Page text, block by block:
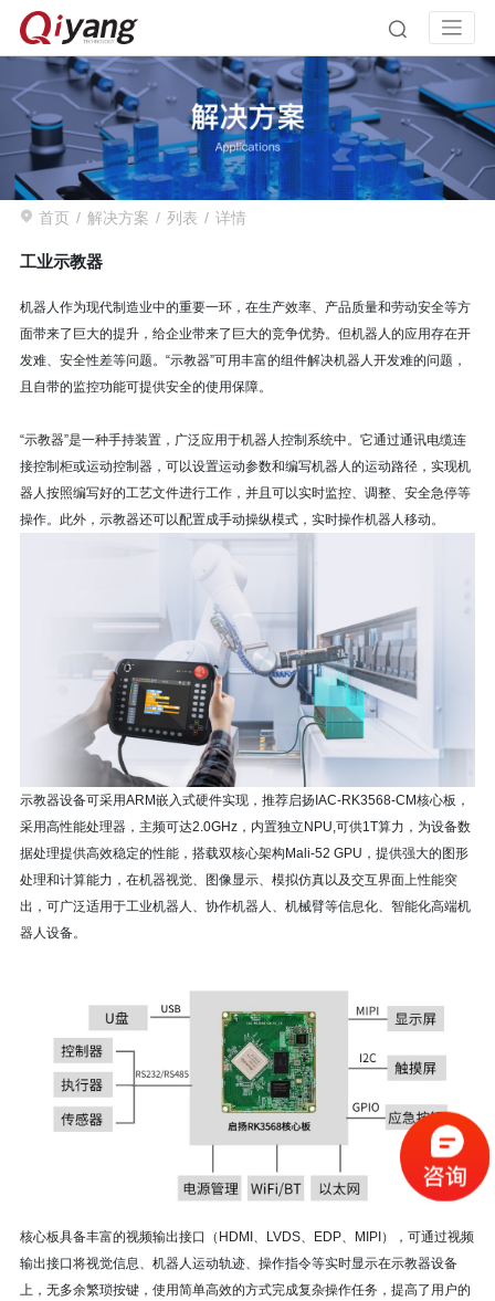
首页 解决方案 列表 详情
工业示教器
机器人作为现代制造业中的重要一环，在生产效率、产品质量和劳动安全等方
面带来了巨大的提升，给企业带来了巨大的竞争优势。但机器人的应用存在开
发难、安全性差等问题。“示教器”可用丰富的组件解决机器人开发难的问题，
且自带的监控功能可提供安全的使用保障。
“示教器”是一种手持装置，广泛应用于机器人控制系统中。它通过通讯电缆连
接控制柜或运动控制器，可以设置运动参数和编写机器人的运动路径，实现机
器人按照编写好的工艺文件进行工作，并且可以实时监控、调整、安全急停等
操作。此外，示教器还可以配置成手动操纵模式，实时操作机器人移动。
示教器设备可采用ARM嵌入式硬件实现，推荐启扬IAC-RK3568-CM核心板，
采用高性能处理器，主频可达2.0GHz，内置独立NPU ,可供1T算力，为设备数
据处理提供高效稳定的性能，搭载双核心架构Mali-52 GPU，提供强大的图形
处理和计算能力，在机器视觉、图像显示、模拟仿真以及交互界面上性能突
出，可广泛适用于工业机器人、协作机器人、机械臂等信息化、智能化高端机
器人设备。
核心板具备丰富的视频输出接口（HDMI、LVDS、EDP、MIPI），可通过视频
输出接口将视觉信息、机器人运动轨迹、操作指令等实时显示在示教器设备
上，无多余繁琐按键，使用简单高效的方式完成复杂操作任务，提高了用户的